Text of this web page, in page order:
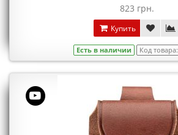
823 грн.
Купить
Есть в наличии Код товара: